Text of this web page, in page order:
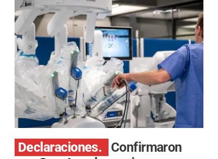
Declaraciones.
Confirmaron